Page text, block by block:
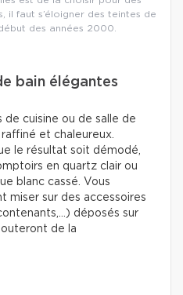
il faut s’éloigner des teintes de
des années 2000.
bain élégantes
cuisine ou de salle de
et chaleureux.
le résultat soit démodé,
en quartz clair ou
blanc cassé. Vous
miser sur des accessoires
déposés sur
de la